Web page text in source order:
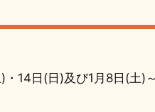
14日(日)及び1月8日(土)